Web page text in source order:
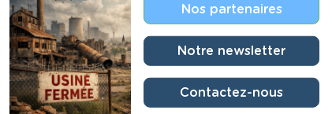
Nos partenaires
Notre newsletter
Contactez-nous